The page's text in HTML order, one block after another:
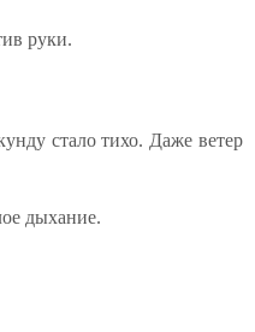
руки.
стало тихо. Даже ветер
дыхание.